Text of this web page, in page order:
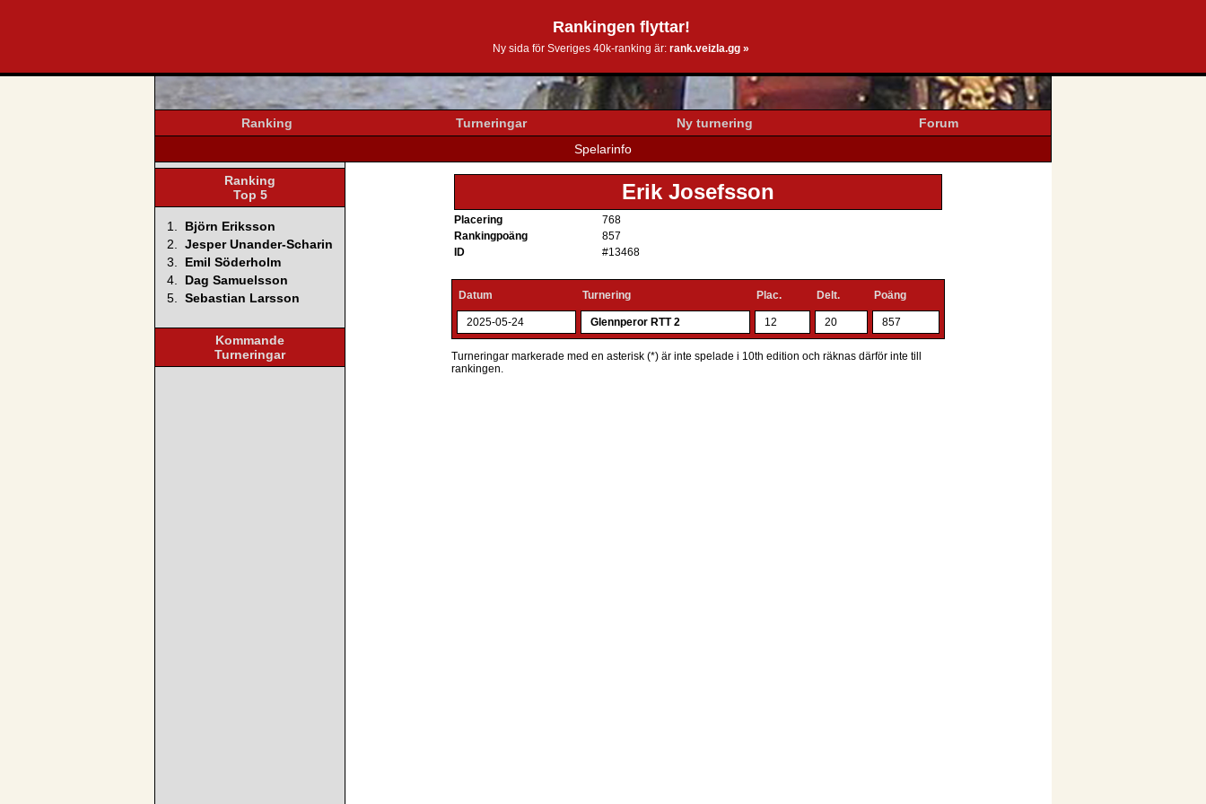
Rankingen flyttar!
Ny sida för Sveriges 40k-ranking är: rank.veizla.gg »
svenska40k.se
Ranking Turneringar Ny turnering
Forum
Spelarinfo
Ranking
Top 5
1.
Björn Eriksson
2. Jesper Unander-Scharin
3.
Emil Söderholm
4.
Dag Samuelsson
5. Sebastian Larsson
Kommande
Turneringar
Erik Josefsson
Placering
768
Rankingpoäng
857
ID
#13468
Datum Turnering Plac. Delt. Poäng
2025-05-24 Glennperor RTT 2 12 20 857
Turneringar markerade med en asterisk (*) är inte spelade i 10th edition och räknas därför inte till
rankingen.